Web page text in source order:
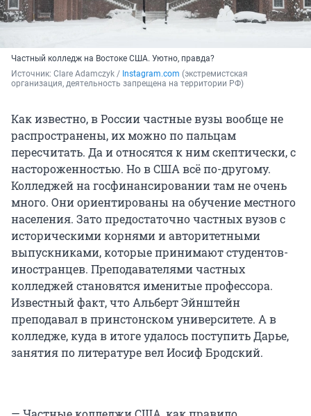
Частный колледж на Востоке США. Уютно, правда?
Источник: Clare Adamczyk / Instagram.com (экстремистская
организация, деятельность запрещена на территории РФ)
Как известно, в России частные вузы вообще не
распространены, их можно по пальцам
пересчитать. Да и относятся к ним скептически, с
настороженностью. Но в США всё по-другому.
Колледжей на госфинансировании там не очень
много. Они ориентированы на обучение местного
населения. Зато предостаточно частных вузов с
историческими корнями и авторитетными
выпускниками, которые принимают студентов-
иностранцев. Преподавателями частных
колледжей становятся именитые профессора.
Известный факт, что Альберт Эйнштейн
преподавал в принстонском университете. А в
колледже, куда в итоге удалось поступить Дарье,
занятия по литературе вел Иосиф Бродский.